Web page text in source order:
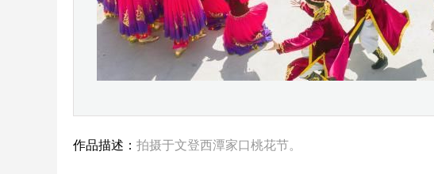
作品描述： 拍摄于文登西潭家口桃花节。